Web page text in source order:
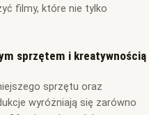
filmy, które nie tylko
sprzętem i kreatywnością
sprzętu oraz
wyróżniają się zarówno